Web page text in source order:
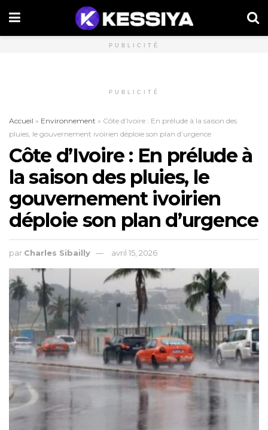
PUBLICITÉ
PUBLICITÉ
Accueil » Environnement » Côte d’Ivoire : En prélude à la saison des
pluies, le gouvernement ivoirien déploie son plan d’urgence
Côte d’Ivoire : En prélude à
la saison des pluies, le
gouvernement ivoirien
déploie son plan d’urgence
par Charles Sibailly avril 15, 2026